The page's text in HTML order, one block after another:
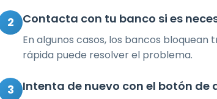
2 Contacta con tu banco si es
En algunos casos, los bancos
rápida puede resolver el problema.
3 Intenta de nuevo con el botón de